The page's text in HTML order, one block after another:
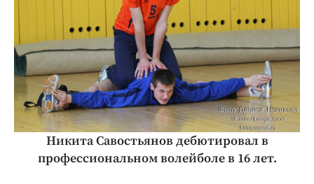
Никита Савостьянов дебютировал в
профессиональном волейболе в 16 лет.